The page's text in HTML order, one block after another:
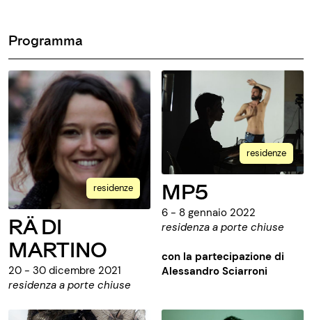
Programma
residenze
RÄ DI
MARTINO
20 - 30 dicembre 2021
residenza a porte chiuse
residenze
MP5
6 - 8 gennaio 2022
residenza a porte chiuse
con la partecipazione di
Alessandro Sciarroni